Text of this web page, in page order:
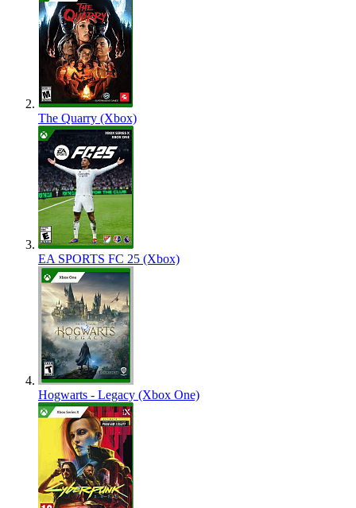
The Quarry (Xbox)
EA SPORTS FC 25 (Xbox)
Hogwarts - Legacy (Xbox One)